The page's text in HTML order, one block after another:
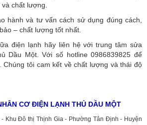
chất lượng.
hành và tư vấn cách sử dụng đúng cách,
– chất lượng tốt nhất.
điện lạnh hãy liên hệ với trung tâm sửa
Dầu Một. Với số hotline 0986839825 để
Chúng tôi cam kết về chất lượng và thái độ
CƠ ĐIỆN LẠNH THỦ DẦU MỘT
Khu Đô thị Thịnh Gia - Phường Tân Định - Huyện